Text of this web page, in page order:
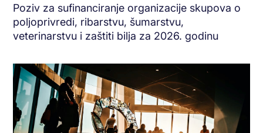
Poziv za sufinanciranje organizacije skupova o
poljoprivredi, ribarstvu, šumarstvu,
veterinarstvu i zaštiti bilja za 2026. godinu